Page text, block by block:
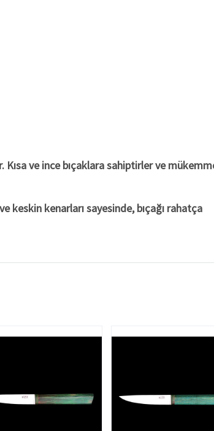
ve ince bıçaklara sahiptirler ve
keskin kenarları sayesinde, bıçağı rahatça